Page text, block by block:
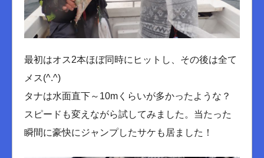
最初はオス2本ほぼ同時にヒットし、その後は全て
メス(^.^)
タナは水面直下～10mくらいが多かったような？
スピードも変えながら試してみました。当たった
瞬間に豪快にジャンプしたサケも居ました！